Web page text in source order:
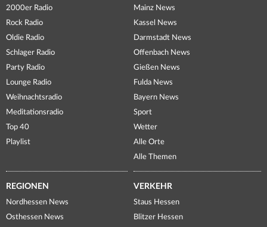
2000er Radio
Rock Radio
Oldie Radio
Schlager Radio
Party Radio
Lounge Radio
Weihnachtsradio
Meditationsradio
Top 40
Playlist
Mainz News
Kassel News
Darmstadt News
Offenbach News
Gießen News
Fulda News
Bayern News
Sport
Wetter
Alle Orte
Alle Themen
REGIONEN
Nordhessen News
Osthessen News
VERKEHR
Staus Hessen
Blitzer Hessen